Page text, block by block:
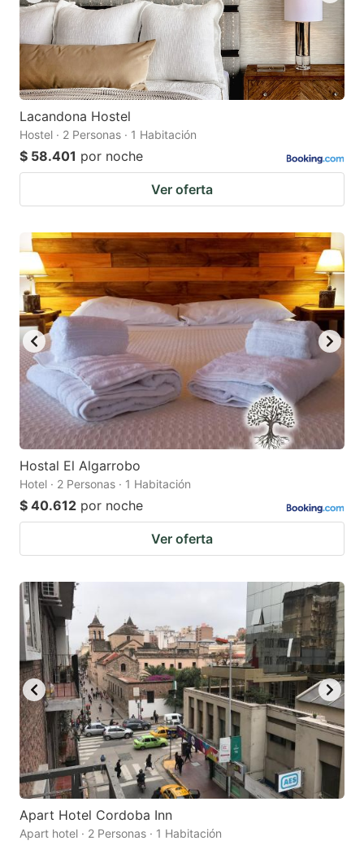
Lacandona Hostel
Hostel · 2 Personas · 1 Habitación
$ 58.401 por noche
Ver oferta
Hostal El Algarrobo
Hotel · 2 Personas · 1 Habitación
$ 40.612 por noche
Ver oferta
Apart Hotel Cordoba Inn
Apart hotel · 2 Personas · 1 Habitación